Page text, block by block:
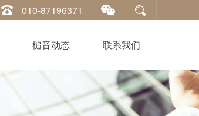
010-87196371
槌音动态 联系我们